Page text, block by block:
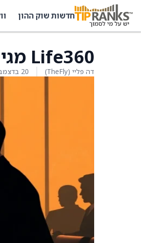
חדשות שוק ההון
Life360 מגישה תלונה במחוז דלאוור לביטול פטנט
דה פליי (TheFly) 20 בדצמבר 2025